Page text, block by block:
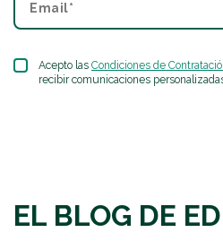
Acepto las Condiciones de
recibir comunicaciones
EL BLOG DE